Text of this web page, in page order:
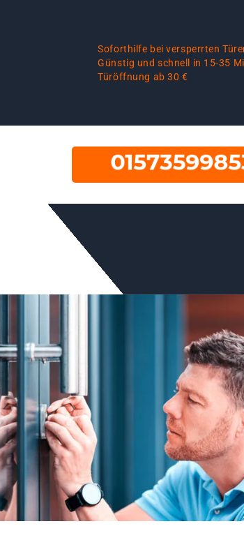
Soforthilfe bei versperrten
Günstig und schnell in 15-35
Türöffnung ab 30 €